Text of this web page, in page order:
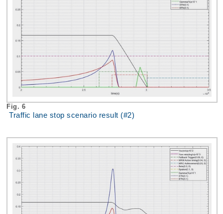
Fig. 6
Traffic lane stop scenario result (#2)